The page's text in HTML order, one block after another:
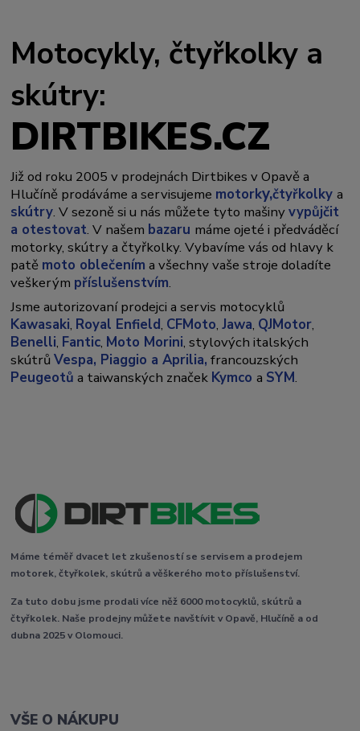
Motocykly, čtyřkolky a
skútry:
DIRTBIKES.CZ
Již od roku 2005 v prodejnách Dirtbikes v Opavě a
Hlučíně prodáváme a servisujeme motorky,čtyřkolkya
skútry. V sezoně si u nás můžete tyto mašinyvypůjčit
a otestovat. V našem bazaru máme ojeté i předváděcí
motorky, skútry a čtyřkolky. Vybavíme vás od hlavy k
patě moto oblečením a všechny vaše stroje doladíte
veškerým příslušenstvím.
Jsme autorizovaní prodejci a servis motocyklů
Kawasaki, Royal Enfield, CFMoto,Jawa, QJMotor,
Benelli, Fantic, Moto Morini, stylových italských
skútrůVespa, Piaggio a Aprilia, francouzských
Peugeotů a taiwanských značek Kymcoa SYM.
Máme téměř dvacet let zkušeností se servisem a prodejem
motorek, čtyřkolek, skútrů a věškerého moto příslušenství.
Za tuto dobu jsme prodali více něž 6000 motocyklů, skútrů a
čtyřkolek. Naše prodejny můžete navštívit v Opavě, Hlučíně a od
dubna 2025 v Olomouci.
VŠE O NÁKUPU